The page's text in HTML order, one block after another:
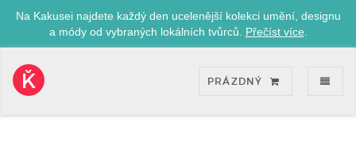
Na Kakusei najdete každý den ucelenější kolekci umění, designu
a módy od vybraných lokálních tvůrců. Přečíst více
přejít
PRÁZDNÝ